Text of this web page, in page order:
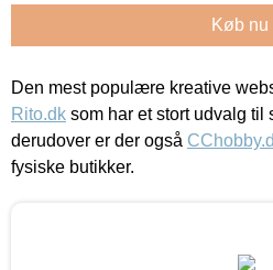
Køb nu
Den mest populære kreative
Rito.dk som har et stort udvalg til
derudover er der også
fysiske butikker.